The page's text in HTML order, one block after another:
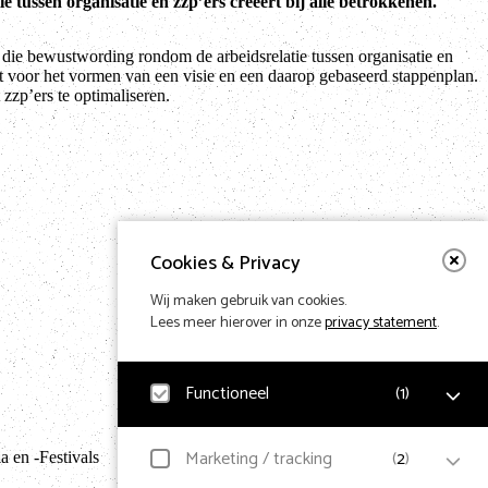
Cookies & Privacy
Wij maken gebruik van cookies.
Lees meer hierover in onzeprivacy statement.
Functioneel (1)
Noodzakelijk
Marketing / tracking (2)
bewustwording rondom de arbeidsrelatie tussen organisatie en
het vormen van een visie en een daarop gebaseerd stappenplan.
te optimaliseren.
en -Festivals
Terug naar